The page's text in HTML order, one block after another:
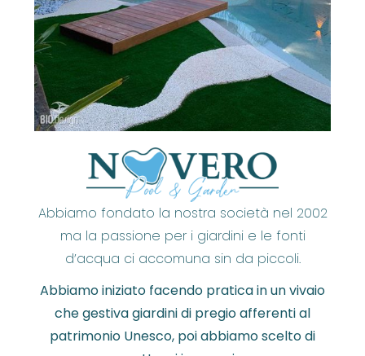
Abbiamo fondato la nostra società nel 2002
ma la passione per i giardini e le fonti
d’acqua ci accomuna sin da piccoli.
Abbiamo iniziato facendo pratica in un vivaio
che gestiva giardini di pregio afferenti al
patrimonio Unesco, poi abbiamo scelto di